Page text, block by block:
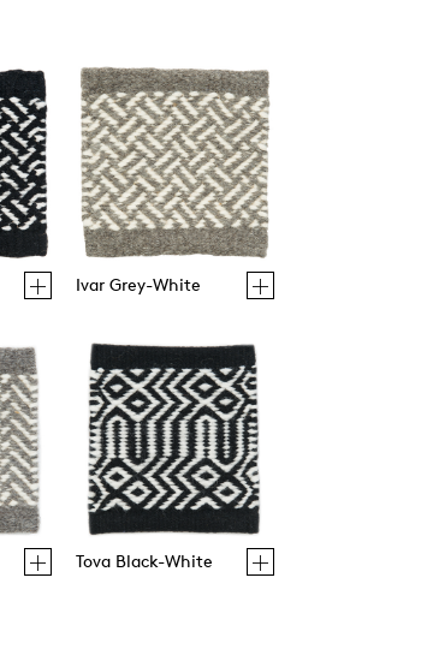
Ivar Grey-White
Tova Black-White